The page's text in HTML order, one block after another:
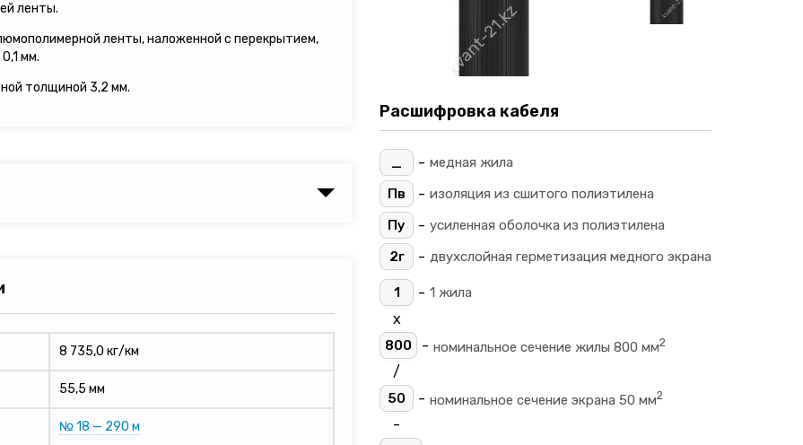
ленты.
ленты, наложенной с перекрытием,
мм.
толщиной 3,2 мм.
8 735,0 кг/км
55,5 мм
№ 18 — 290 м
Расшифровка кабеля
_ - медная жила
Пв
- изоляция из сшитого полиэтилена
Пу
- усиленная оболочка из полиэтилена
2г
- двухслойная герметизация медного экрана
1 - 1 жила
х
800 - номинальное сечение жилы 800 мм2
/
50 - номинальное сечение экрана 50 мм2
-